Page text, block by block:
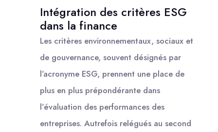
Intégration des critères ESG
dans la finance
Les critères environnementaux, sociaux et
de gouvernance, souvent désignés par
l’acronyme ESG, prennent une place de
plus en plus prépondérante dans
l’évaluation des performances des
entreprises. Autrefois relégués au second